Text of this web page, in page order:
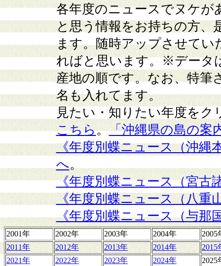
各年度のニュースでヌケが
と思う情報をお持ちの方、
ます。随時アップさせてい
ればと思います。※データ
産地の順です。なお、特筆
名も入れてます。
見たい・知りたい年度を
こちら。「沖縄県の島の案
《年度別蝶ニュース（沖縄
へ。
《年度別蝶ニュース（宮古
《年度別蝶ニュース（八重
《年度別蝶ニュース（与那
2001年 2002年 2003年 2004年
2005
2011年
2012年 2013年 2014年
2015
2021年
2022年 2023年 2024年
2025